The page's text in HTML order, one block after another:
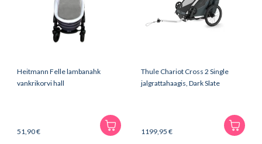
Heitmann Felle lambanahk
vankrikorvi hall
51,90€
Thule Chariot Cross 2 Single
jalgrattahaagis, Dark Slate
1199,95 €